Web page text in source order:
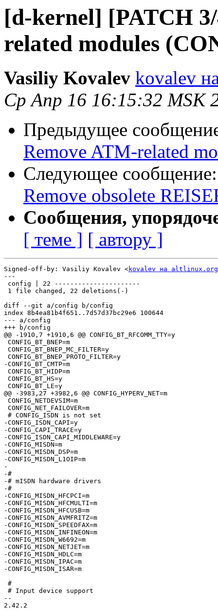
[d-kernel] [PATCH
related modules
Vasiliy Kovalev kovalev
Ср Апр 16 16:15:32 MSK
Предыдущее
Remove ATM-related
Следующее
Remove obsolete
Сообщения,
[ теме ] [ автору ]
Signed-off-by: Vasiliy Kovalev <kovalev на altlinux.org
---
config | 22 ----------------------
1 file changed, 22 deletions(-)
diff --git a/config b/config
index 8b4ea81b4f651..7d57d37bc29e6 100644
--- a/config
+++ b/config
@@ -1910,7 +1910,6 @@ CONFIG_BT_RFCOMM_TTY=y
CONFIG_BT_BNEP=m
CONFIG_BT_BNEP_MC_FILTER=y
CONFIG_BT_BNEP_PROTO_FILTER=y
-CONFIG_BT_CMTP=m
CONFIG_BT_HIDP=m
CONFIG_BT_HS=y
CONFIG_BT_LE=y
@@ -3983,27 +3982,6 @@ CONFIG_HYPERV_NET=m
CONFIG_NETDEVSIM=m
CONFIG_NET_FAILOVER=m
# CONFIG_ISDN is not set
-CONFIG_ISDN_CAPI=y
-CONFIG_CAPI_TRACE=y
-CONFIG_ISDN_CAPI_MIDDLEWARE=y
-CONFIG_MISDN=m
-CONFIG_MISDN_DSP=m
-CONFIG_MISDN_L1OIP=m
-
-#
-# mISDN hardware drivers
-#
-CONFIG_MISDN_HFCPCI=m
-CONFIG_MISDN_HFCMULTI=m
-CONFIG_MISDN_HFCUSB=m
-CONFIG_MISDN_AVMFRITZ=m
-CONFIG_MISDN_SPEEDFAX=m
-CONFIG_MISDN_INFINEON=m
-CONFIG_MISDN_W6692=m
-CONFIG_MISDN_NETJET=m
-CONFIG_MISDN_HDLC=m
-CONFIG_MISDN_IPAC=m
-CONFIG_MISDN_ISAR=m
#
# Input device support
--
2.42.2